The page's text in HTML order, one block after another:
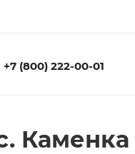
+7 (800) 222-00-01
Каменка